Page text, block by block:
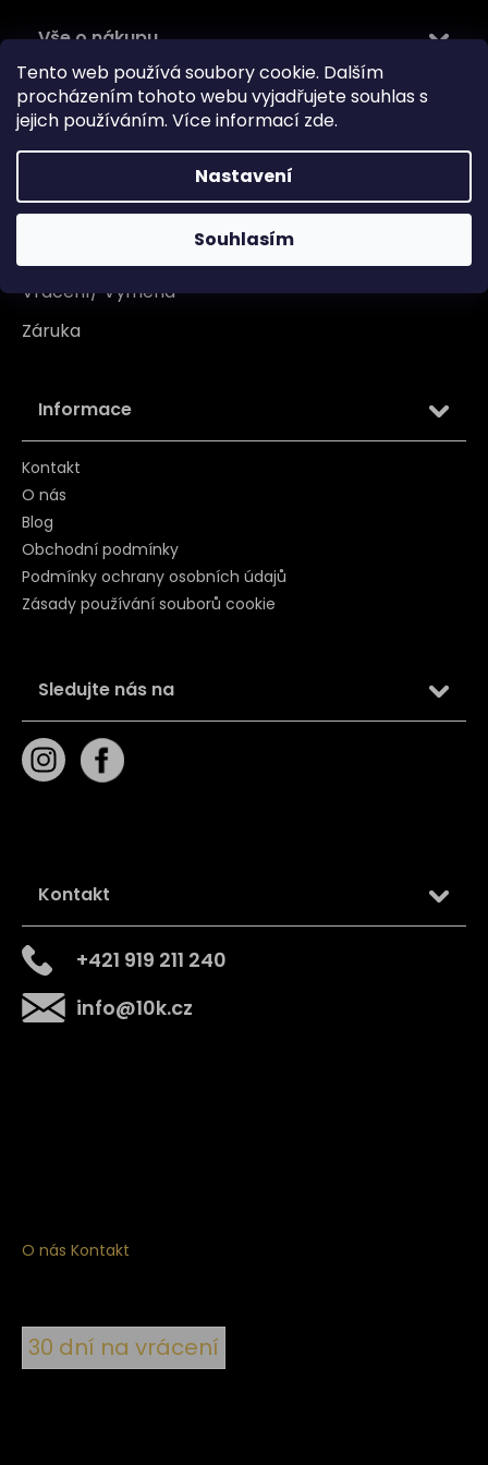
Tento web používá soubory cookie. Dalším
procházením tohoto webu vyjadřujete souhlas s
jejich používáním. Více informací zde.
Nastavení
Souhlasím
Vše o nákupu
Doprava
Garance originality
Reklamace
Vrácení/ Výměna
Záruka
Informace
Kontakt
O nás
Blog
Obchodní podmínky
Podmínky ochrany osobních údajů
Zásady používání souborů cookie
Sledujte nás na
Kontakt
info@10k.cz
+421 919 211 240
O nás Kontakt
30 dní na vrácení